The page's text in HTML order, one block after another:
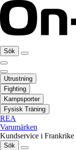
Sök
Utrustning
Fighting
Kampsporter
Fysisk Träning
REA
Varumärken
Kundservice i Frankrike
Sök